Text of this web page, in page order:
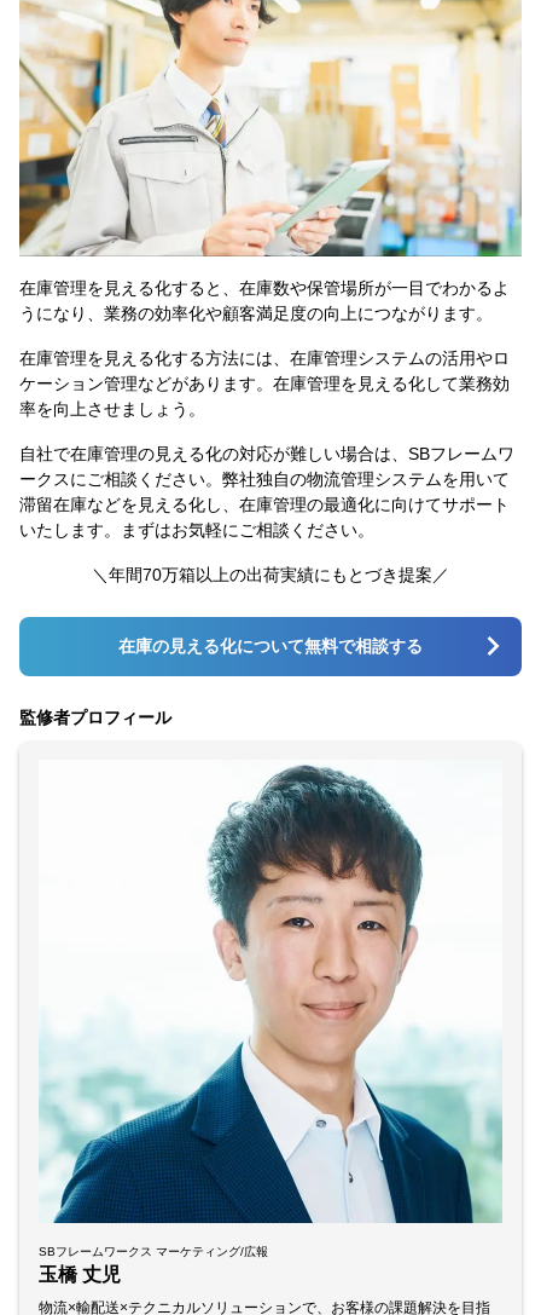
在庫管理を見える化すると、在庫数や保管場所が一目でわかるよ
うになり、業務の効率化や顧客満足度の向上につながります。
在庫管理を見える化する方法には、在庫管理システムの活用やロ
ケーション管理などがあります。在庫管理を見える化して業務効
率を向上させましょう。
自社で在庫管理の見える化の対応が難しい場合は、SBフレームワ
ークスにご相談ください。弊社独自の物流管理システムを用いて
滞留在庫などを見える化し、在庫管理の最適化に向けてサポート
いたします。まずはお気軽にご相談ください。
＼年間70万箱以上の出荷実績にもとづき提案／
在庫の見える化について無料で相談する
監修者プロフィール
SBフレームワークス マーケティング/広報
玉橋 丈児
物流×輸配送×テクニカルソリューションで、お客様の課題解決を目指